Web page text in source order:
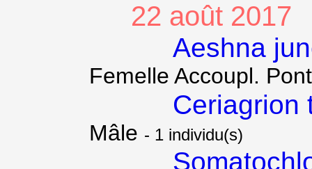
22 août 2017
Aeshna
Femelle Accoupl.
Ceriagrion
Mâle - 1 individu(s)